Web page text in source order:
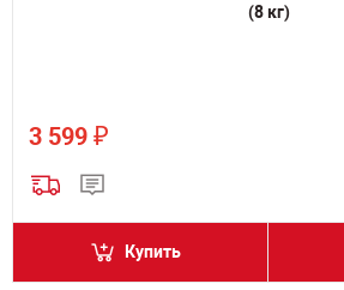
(8 кг)
3 599 ₽
Купить